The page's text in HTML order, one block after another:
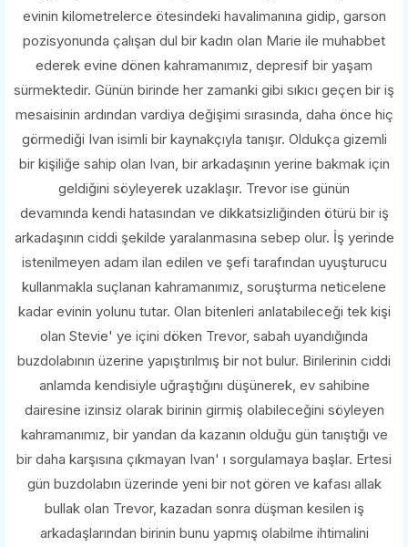
evinin kilometrelerce ötesindeki havalimanına gidip, garson
pozisyonunda çalışan dul bir kadın olan Marie ile muhabbet
ederek evine dönen kahramanımız, depresif bir yaşam
sürmektedir. Günün birinde her zamanki gibi sıkıcı geçen bir iş
mesaisinin ardından vardiya değişimi sırasında, daha önce hiç
görmediği Ivan isimli bir kaynakçıyla tanışır. Oldukça gizemli
bir kişiliğe sahip olan Ivan, bir arkadaşının yerine bakmak için
geldiğini söyleyerek uzaklaşır. Trevor ise günün
devamında kendi hatasından ve dikkatsizliğinden ötürü bir iş
arkadaşının ciddi şekilde yaralanmasına sebep olur. İş yerinde
istenilmeyen adam ilan edilen ve şefi tarafından uyuşturucu
kullanmakla suçlanan kahramanımız, soruşturma neticelene
kadar evinin yolunu tutar. Olan bitenleri anlatabileceği tek kişi
olan Stevie' ye içini döken Trevor, sabah uyandığında
buzdolabının üzerine yapıştırılmış bir not bulur. Birilerinin ciddi
anlamda kendisiyle uğraştığını düşünerek, ev sahibine
dairesine izinsiz olarak birinin girmiş olabileceğini söyleyen
kahramanımız, bir yandan da kazanın olduğu gün tanıştığı ve
bir daha karşısına çıkmayan Ivan' ı sorgulamaya başlar. Ertesi
gün buzdolabın üzerinde yeni bir not gören ve kafası allak
bullak olan Trevor, kazadan sonra düşman kesilen iş
arkadaşlarından birinin bunu yapmış olabilme ihtimalini